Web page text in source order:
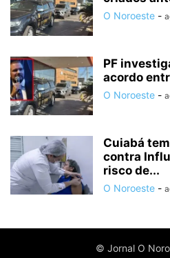
O Noroeste -
PF
acordo
O Noroeste -
Cuiabá
contra
risco de...
O Noroeste -
© Jornal O